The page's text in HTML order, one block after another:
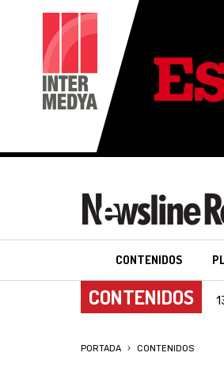
CONTENIDOS
CONTENIDOS
PORTADA CONTENIDOS